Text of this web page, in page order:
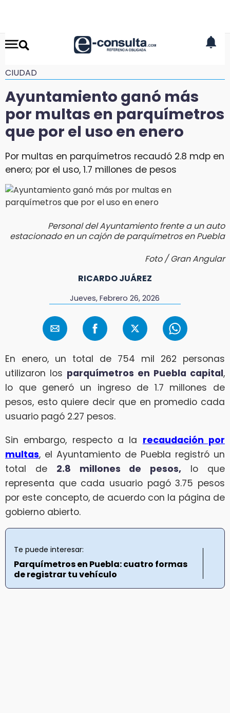
CIUDAD
Ayuntamiento ganó más
por multas en parquímetros
que por el uso en enero
Por multas en parquímetros recaudó 2.8 mdp en
enero; por el uso, 1.7 millones de pesos
Personal del Ayuntamiento frente a un auto
estacionado en un cajón de parquímetros en Puebla
Foto / Gran Angular
RICARDO JUÁREZ
Jueves, Febrero 26, 2026
En enero, un total de 754 mil 262 personas
utilizaron los parquímetros en Puebla capital,
lo que generó un ingreso de 1.7 millones de
pesos, esto quiere decir que en promedio cada
usuario pagó 2.27 pesos.
Sin embargo, respecto a la recaudación por
multas, el Ayuntamiento de Puebla registró un
total de 2.8 millones de pesos, lo que
representa que cada usuario pagó 3.75 pesos
por este concepto, de acuerdo con la página de
gobierno abierto.
Te puede interesar:
Parquímetros en Puebla: cuatro formas
de registrar tu vehículo